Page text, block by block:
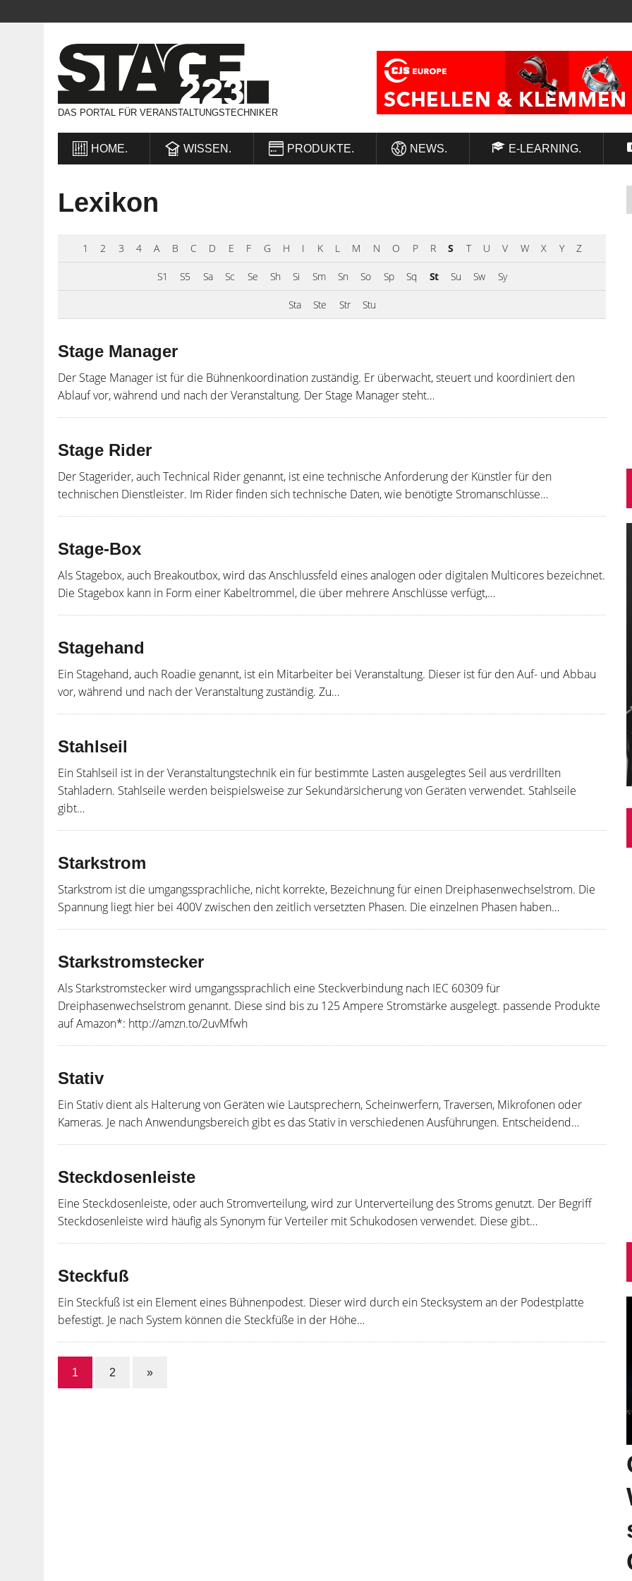
DAS PORTAL FÜR VERANSTALTUNGSTECHNIKER
HOME. WISSEN. PRODUKTE. NEWS. E-LEARNING.
Lexikon
1 2 3 4 A B C D E F G H I K L M N O P R S T U V W X Y Z
S1 S5 Sa Sc Se Sh Si Sm Sn So Sp Sq St Su Sw Sy
Sta Ste Str Stu
Stage Manager
Der Stage Manager ist für die Bühnenkoordination zuständig. Er überwacht, steuert und koordiniert den
Ablauf vor, während und nach der Veranstaltung. Der Stage Manager steht…
Stage Rider
Der Stagerider, auch Technical Rider genannt, ist eine technische Anforderung der Künstler für den
technischen Dienstleister. Im Rider finden sich technische Daten, wie benötigte Stromanschlüsse…
Stage-Box
Als Stagebox, auch Breakoutbox, wird das Anschlussfeld eines analogen oder digitalen Multicores bezeichnet.
Die Stagebox kann in Form einer Kabeltrommel, die über mehrere Anschlüsse verfügt,…
Stagehand
Ein Stagehand, auch Roadie genannt, ist ein Mitarbeiter bei Veranstaltung. Dieser ist für den Auf- und Abbau
vor, während und nach der Veranstaltung zuständig. Zu…
Stahlseil
Ein Stahlseil ist in der Veranstaltungstechnik ein für bestimmte Lasten ausgelegtes Seil aus verdrillten
Stahladern. Stahlseile werden beispielsweise zur Sekundärsicherung von Geräten verwendet. Stahlseile
gibt…
Starkstrom
Starkstrom ist die umgangssprachliche, nicht korrekte, Bezeichnung für einen Dreiphasenwechselstrom. Die
Spannung liegt hier bei 400V zwischen den zeitlich versetzten Phasen. Die einzelnen Phasen haben…
Starkstromstecker
Als Starkstromstecker wird umgangssprachlich eine Steckverbindung nach IEC 60309 für
Dreiphasenwechselstrom genannt. Diese sind bis zu 125 Ampere Stromstärke ausgelegt. passende Produkte
auf Amazon*: http://amzn.to/2uvMfwh
Stativ
Ein Stativ dient als Halterung von Geräten wie Lautsprechern, Scheinwerfern, Traversen, Mikrofonen oder
Kameras. Je nach Anwendungsbereich gibt es das Stativ in verschiedenen Ausführungen. Entscheidend…
Steckdosenleiste
Eine Steckdosenleiste, oder auch Stromverteilung, wird zur Unterverteilung des Stroms genutzt. Der Begriff
Steckdosenleiste wird häufig als Synonym für Verteiler mit Schukodosen verwendet. Diese gibt…
Steckfuß
Ein Steckfuß ist ein Element eines Bühnenpodest. Dieser wird durch ein Stecksystem an der Podestplatte
befestigt. Je nach System können die Steckfüße in der Höhe…
1 2 »